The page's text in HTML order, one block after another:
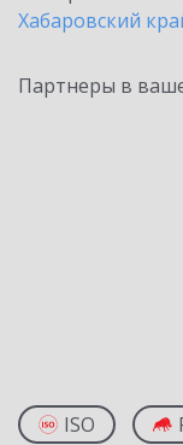
Хабаровский
Партнеры в
ISO